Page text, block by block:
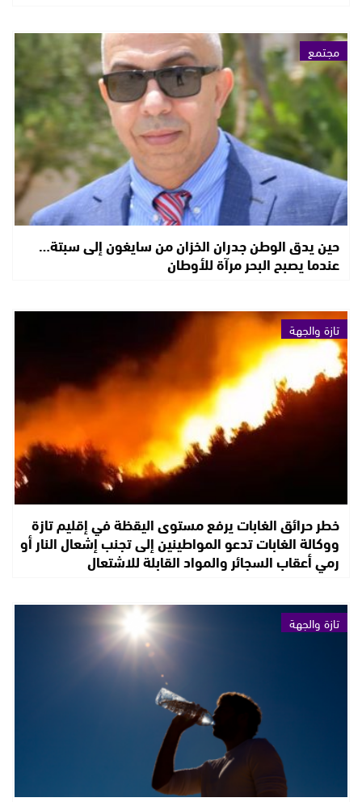
مجتمع
حين يدق الوطن جدران الخزان من سايغون إلى سبتة…
عندما يصبح البحر مرآة للأوطان
تازة والجهة
خطر حرائق الغابات يرفع مستوى اليقظة في إقليم تازة
ووكالة الغابات تدعو المواطينين إلى تجنب إشعال النار أو
رمي أعقاب السجائر والمواد القابلة للاشتعال
تازة والجهة